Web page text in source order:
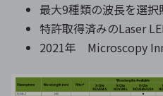
最大9種類の波長を選択
特許取得済みのLaser
2021年 Microscopy